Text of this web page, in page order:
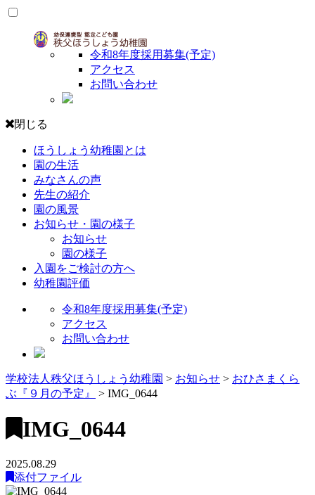
令和8年度採用募集(予定)
アクセス
お問い合わせ
閉じる
ほうしょう幼稚園とは
園の生活
みなさんの声
先生の紹介
園の風景
お知らせ・園の様子
お知らせ
園の様子
入園をご検討の方へ
幼稚園評価
令和8年度採用募集(予定)
アクセス
お問い合わせ
学校法人秩父ほうしょう幼稚園 > お知らせ > おひさまくら
ぶ『９月の予定』
> IMG_0644
IMG_0644
2025.08.29
添付ファイル